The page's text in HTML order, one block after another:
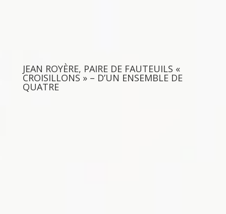
JEAN ROYÈRE, PAIRE DE FAUTEUILS «
CROISILLONS » – D’UN ENSEMBLE DE
QUATRE